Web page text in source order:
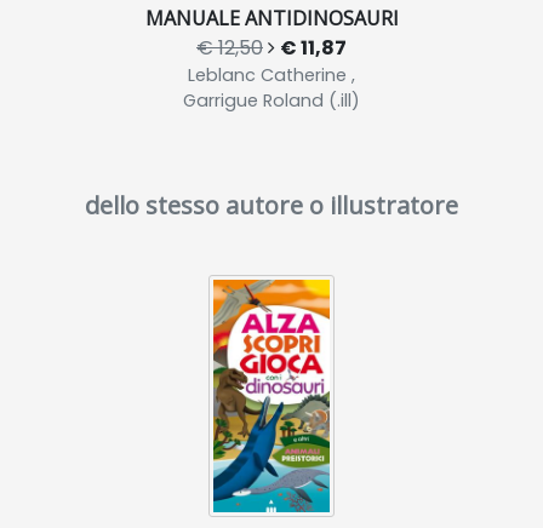
MANUALE ANTIDINOSAURI
€ 12,50 € 11,87
Leblanc Catherine ,
Garrigue Roland (.ill)
dello stesso autore o illustratore